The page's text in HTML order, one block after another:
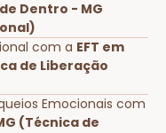
Dentro - MG
com a EFT em
de Liberação
Emocionais com
(Técnica de